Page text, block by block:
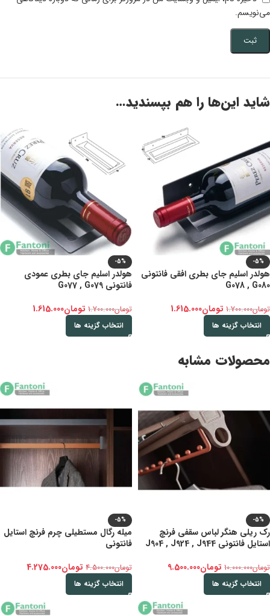
می‌نویسم.
شاید این‌ها را هم بپسندید…
-5%
هولدر اسلیم جای بطری افقی فانتونی
G078 , G080
تومان1.700.000 تومان1.615.000
انتخاب گزینه ها
-5%
هولدر اسلیم جای بطری عمودی
فانتونی G077 , G079
تومان1.700.000 تومان1.615.000
انتخاب گزینه ها
محصولات مشابه
-5%
رک ریلی هنگر لباس سقفی فرنچ
استایل فانتونی J904 , J924 , J944
تومان10.000.000 تومان9.500.000
انتخاب گزینه ها
-5%
میله رگال مستطیلی چرم فرنچ استایل
فانتونی
تومان4.500.000 تومان4.275.000
انتخاب گزینه ها